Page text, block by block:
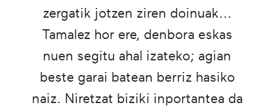
zergatik jotzen ziren doinuak...
Tamalez hor ere, denbora eskas
nuen segitu ahal izateko; agian
beste garai batean berriz hasiko
naiz. Niretzat biziki inportantea da